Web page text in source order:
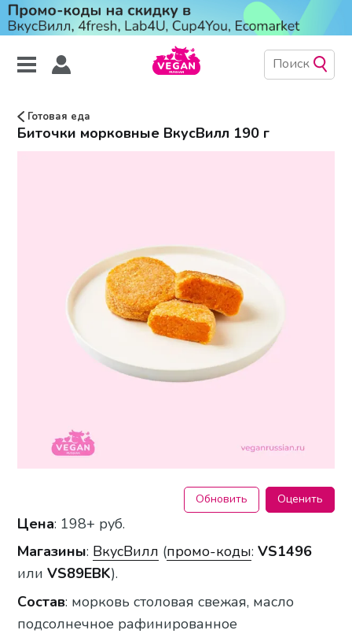
Готовая еда
Биточки морковные ВкусВилл 190 г
Обновить Оценить
Цена: 198+ руб.
Магазины: ВкусВилл (промо-коды:VS1496
или VS89EBK).
Состав: морковь столовая свежая, масло
подсолнечное рафинированное